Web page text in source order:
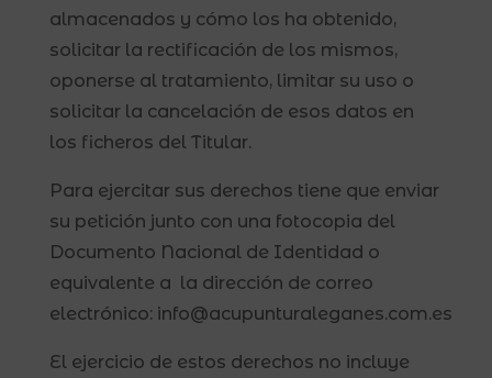
almacenados y cómo los ha obtenido,
solicitar la rectificación de los mismos,
oponerse al tratamiento, limitar su uso o
solicitar la cancelación de esos datos en
los ficheros del Titular.
Para ejercitar sus derechos tiene que enviar
su petición junto con una fotocopia del
Documento Nacional de Identidad o
equivalente a la dirección de correo
electrónico: info@acupunturaleganes.com.es
El ejercicio de estos derechos no incluye